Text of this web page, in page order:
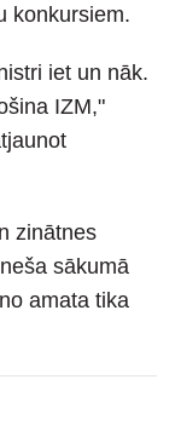
konkursiem.
iet un nāk.
IZM,"
zinātnes
sākumā
amata tika